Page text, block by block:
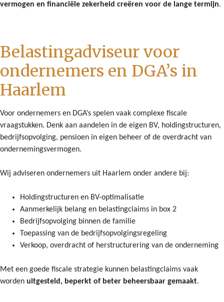
vermogen en financiële zekerheid creëren voor de lange termijn.
Belastingadviseur voor
ondernemers en DGA’s in
Haarlem
Voor ondernemers en DGA’s spelen vaak complexe fiscale
vraagstukken. Denk aan aandelen in de eigen BV, holdingstructuren,
bedrijfsopvolging, pensioen in eigen beheer of de overdracht van
ondernemingsvermogen.
Wij adviseren ondernemers uit Haarlem onder andere bij:
Holdingstructuren en BV-optimalisatie
Aanmerkelijk belang en belastingclaims in box 2
Bedrijfsopvolging binnen de familie
Toepassing van de bedrijfsopvolgingsregeling
Verkoop, overdracht of herstructurering van de onderneming
Met een goede fiscale strategie kunnen belastingclaims vaak
worden uitgesteld, beperkt of beter beheersbaar gemaakt.